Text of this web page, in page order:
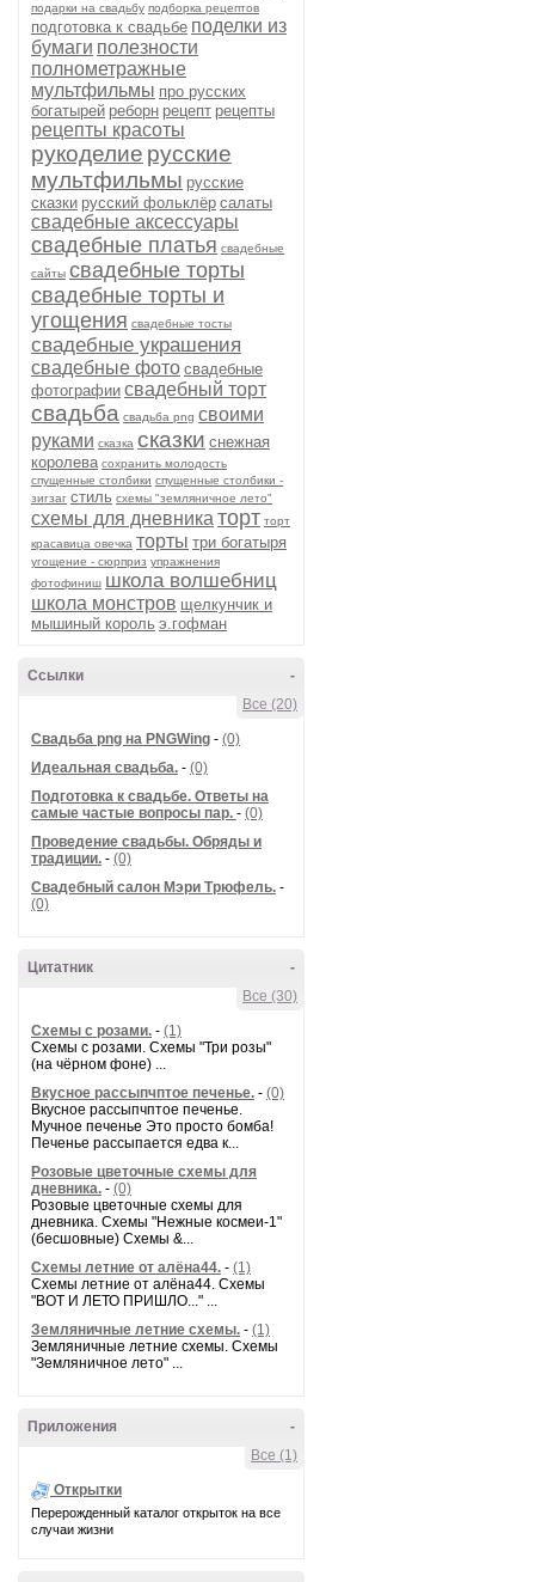
подарки на свадьбу подборка рецептов
подготовка к свадьбе поделки из
бумаги полезности
полнометражные
мультфильмы про русских
богатырей реборн рецепт рецепты
рецепты красоты
рукоделие русские
мультфильмы русские
сказки русский фольклёр салаты
свадебные аксессуары
свадебные платья свадебные
сайты свадебные торты
свадебные торты и
угощения свадебные тосты
свадебные украшения
свадебные фото свадебные
фотографии свадебный торт
свадьба свадьба png своими
руками сказка сказки снежная
королева сохранить молодость
спущенные столбики спущенные столбики -
зигзаг стиль схемы "земляничное лето"
схемы для дневника торт торт
красавица овечка торты три богатыря
угощение - сюрприз упражнения
фотофиниш школа волшебниц
школа монстров щелкунчик и
мышиный король э.гофман
-
Ссылки
Все (20)
Cвадьба png на PNGWing - (0)
Идеальная свадьба. - (0)
Подготовка к свадьбе. Ответы на
самые частые вопросы пар. - (0)
Проведение свадьбы. Обряды и
традиции. - (0)
Свадебный салон Мэри Трюфель. -
(0)
-
Цитатник
Все (30)
Схемы с розами. - (1)
Схемы с розами. Схемы "Три розы"
(на чёрном фоне) ...
Вкусное рассыпчптое печенье. - (0)
Вкусное рассыпчптое печенье.
Мучное печенье Это просто бомба!
Печенье рассыпается едва к...
Розовые цветочные схемы для
дневника. - (0)
Розовые цветочные схемы для
дневника. Схемы "Нежные космеи-1"
(бесшовные) Схемы &...
Схемы летние от алёна44. - (1)
Схемы летние от алёна44. Схемы
"ВОТ И ЛЕТО ПРИШЛО..." ...
Земляничные летние схемы. - (1)
Земляничные летние схемы. Схемы
"Земляничное лето" ...
-
Приложения
Все (1)
Открытки
Перерожденный каталог открыток на все
случаи жизни